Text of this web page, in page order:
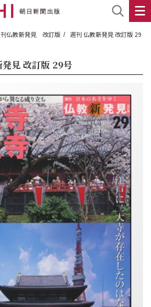
仏教新発見 改訂版
週刊 仏教新発見 改訂版 29
見 改訂版 29号